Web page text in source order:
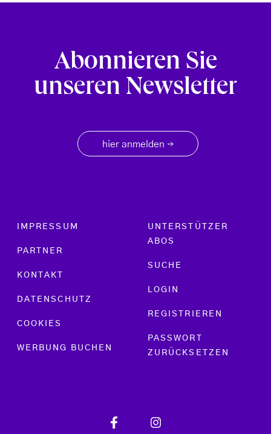
Abonnieren Sie
unseren Newsletter
hier anmelden →
Footer menu
IMPRESSUM
PARTNER
KONTAKT
DATENSCHUTZ
COOKIES
WERBUNG BUCHEN
UNTERSTÜTZER
ABOS
SUCHE
LOGIN
REGISTRIEREN
PASSWORT
ZURÜCKSETZEN